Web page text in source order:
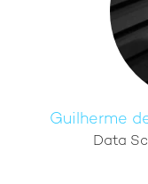
Guilherme
Data